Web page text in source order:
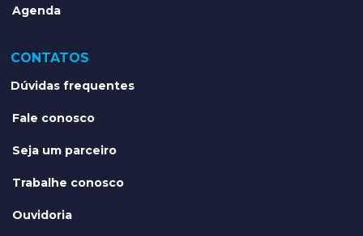
Agenda
CONTATOS
Dúvidas frequentes
Fale conosco
Seja um parceiro
Trabalhe conosco
Ouvidoria